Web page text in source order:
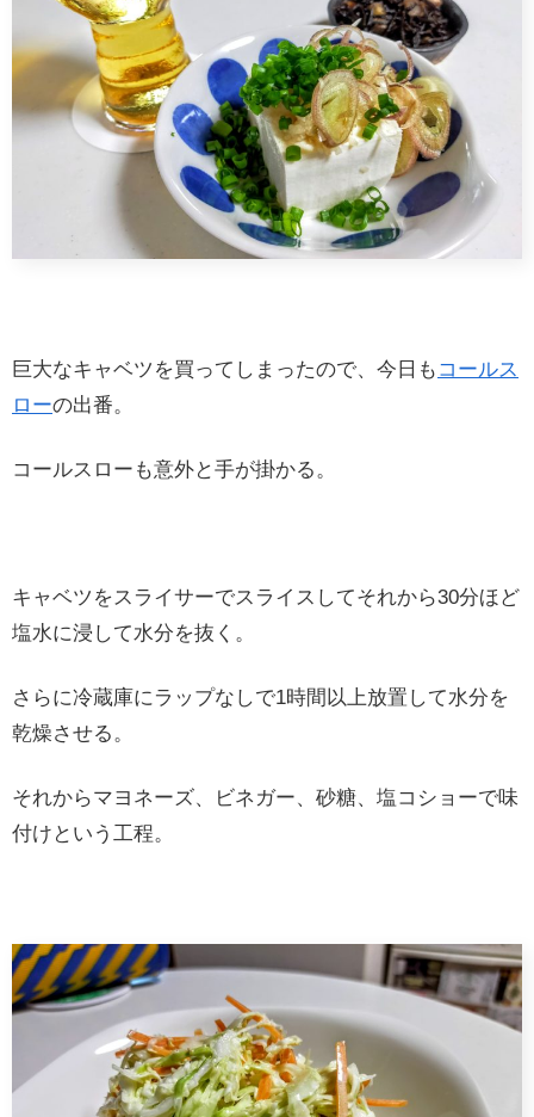
巨大なキャベツを買ってしまったので、今日も コールス
ローの出番。
コールスローも意外と手が掛かる。
キャベツをスライサーでスライスしてそれから30分ほど
塩水に浸して水分を抜く。
さらに冷蔵庫にラップなしで1時間以上放置して水分を
乾燥させる。
それからマヨネーズ、ビネガー、砂糖、塩コショーで味
付けという工程。